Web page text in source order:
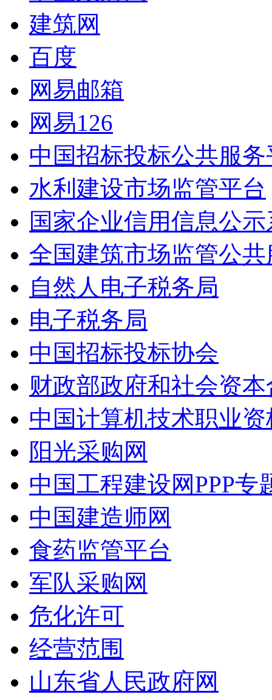
建筑网
百度
网易邮箱
网易126
中国招标投标公共服务
水利建设市场监管平台
国家企业信用信息公
全国建筑市场监管公
自然人电子税务局
电子税务局
中国招标投标协会
财政部政府和社会资
中国计算机技术职业资
阳光采购网
中国工程建设网PPP专
中国建造师网
食药监管平台
军队采购网
危化许可
经营范围
山东省人民政府网